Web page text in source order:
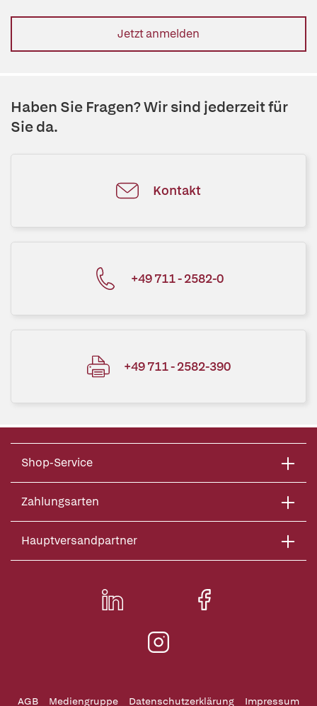
Jetzt anmelden
Haben Sie Fragen? Wir sind jederzeit für
Sie da.
Kontakt
+49 711 - 2582-0
+49 711 - 2582-390
Shop-Service
Zahlungsarten
Hauptversandpartner
AGB Mediengruppe Datenschutzerklärung Impressum